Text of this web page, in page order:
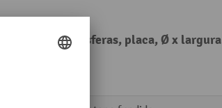
de esferas, placa, Ø x largura